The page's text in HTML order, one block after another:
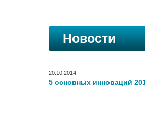
Новости
20.10.2014
5 основных инноваций